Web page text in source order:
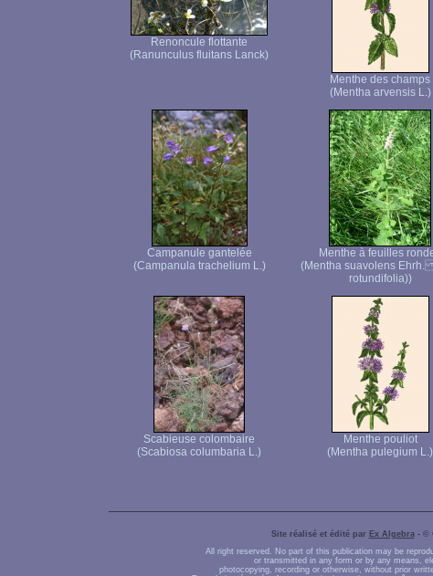
Renoncule flottante
(Ranunculus fluitans Lanck)
Menthe des champs
(Mentha arvensis L.)
Campanule gantelée
(Campanula trachelium L.)
Menthe à feuilles
(Mentha suavolens
rotundifolia))
Scabieuse colombaire
(Scabiosa columbaria L.)
Menthe pouliot
(Mentha pulegium L.)
Site réalisé et édité par Ex Algebra- ©
All right reserved. No part of this publication may be
or transmitted in any form or by any means,
photocopying, recording or otherwise, without prior